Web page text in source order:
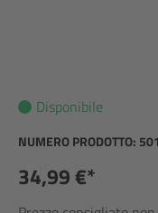
Disponibile
NUMERO PRODOTTO:
34,99 €*